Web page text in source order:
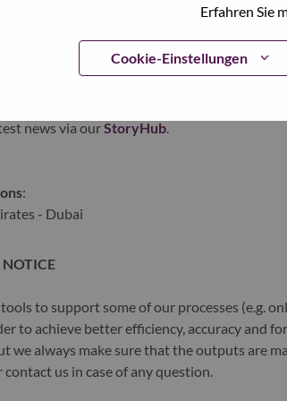
Erfahren Sie
Cookie-Einstellungen
the Hong Kong stock exchange under
together with Lenovo’s world-changing
future for everyone, everywhere. To
news via ourStoryHub.
:
- Dubai
NOTICE
to support some of our processes (e.g.
to achieve better efficiency, accuracy and
we always make sure that the outputs are
us in case of any question.